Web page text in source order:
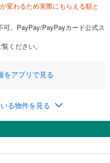
3,680万円
る金額を入力してくださ
でが目安です。
万円
してください。
によって異なります。
変わるため実際にもらえる額と
可。PayPay/PayPayカード公式ス
ください。
をアプリで見る
る物件を見る